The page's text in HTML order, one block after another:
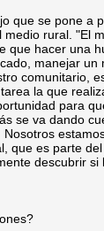
que se pone a
rural. "El
que hacer una
manejar
comunitario,
la que
para
se va dando
que es parte
descubrir si